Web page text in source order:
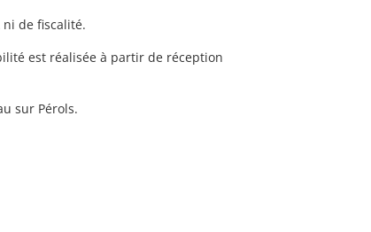
ni de fiscalité.
est réalisée à partir de réception
sur Pérols.